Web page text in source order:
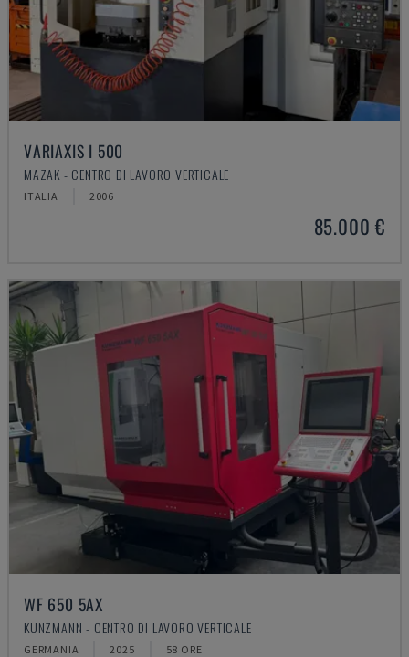
VARIAXIS I 500
MAZAK - CENTRO DI LAVORO VERTICALE
ITALIA 2006
85.000 €
WF 650 5AX
KUNZMANN - CENTRO DI LAVORO VERTICALE
GERMANIA 2025 58 ORE